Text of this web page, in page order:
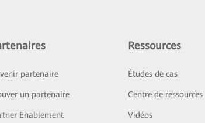
partenaire
un partenaire
Enablement
Ressources
Études de cas
Centre de ressources
Vidéos